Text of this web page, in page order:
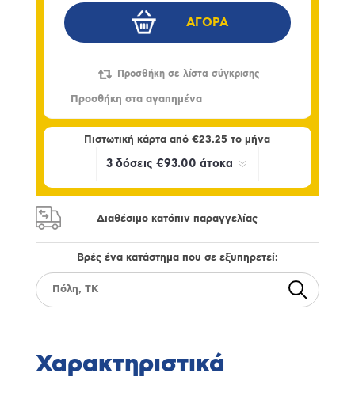
Πιστωτική κάρτα από€23.25 το μήνα
Διαθέσιμο κατόπιν παραγγελίας
Βρές ένα κατάστημα που σε εξυπηρετεί:
Χαρακτηριστικά